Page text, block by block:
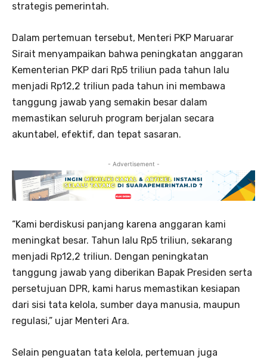
strategis pemerintah.
Dalam pertemuan tersebut, Menteri PKP Maruarar
Sirait menyampaikan bahwa peningkatan anggaran
Kementerian PKP dari Rp5 triliun pada tahun lalu
menjadi Rp12,2 triliun pada tahun ini membawa
tanggung jawab yang semakin besar dalam
memastikan seluruh program berjalan secara
akuntabel, efektif, dan tepat sasaran.
- Advertisement -
“Kami berdiskusi panjang karena anggaran kami
meningkat besar. Tahun lalu Rp5 triliun, sekarang
menjadi Rp12,2 triliun. Dengan peningkatan
tanggung jawab yang diberikan Bapak Presiden serta
persetujuan DPR, kami harus memastikan kesiapan
dari sisi tata kelola, sumber daya manusia, maupun
regulasi,” ujar Menteri Ara.
Selain penguatan tata kelola, pertemuan juga